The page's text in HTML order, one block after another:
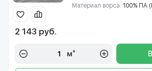
Материал ворса: 100% ПА
2 143 руб.
м²